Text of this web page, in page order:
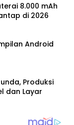
8.000 mAh
di 2026
Android
Produksi
dan Layar